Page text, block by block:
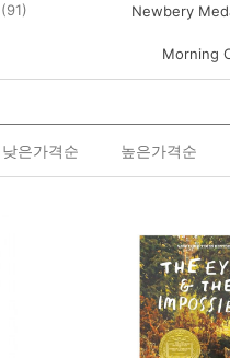
(91) Newbery
Morning
낮은가격순 높은가격순